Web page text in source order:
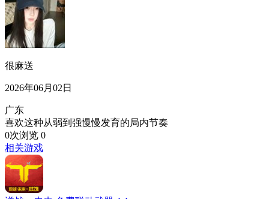
很麻送
2026年06月02日
广东
喜欢这种从弱到强慢慢发育的局内节奏
0次浏览 0
相关游戏